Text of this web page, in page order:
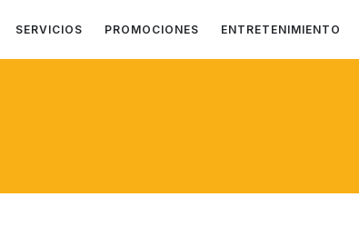
SERVICIOS PROMOCIONES ENTRETENIMIENTO